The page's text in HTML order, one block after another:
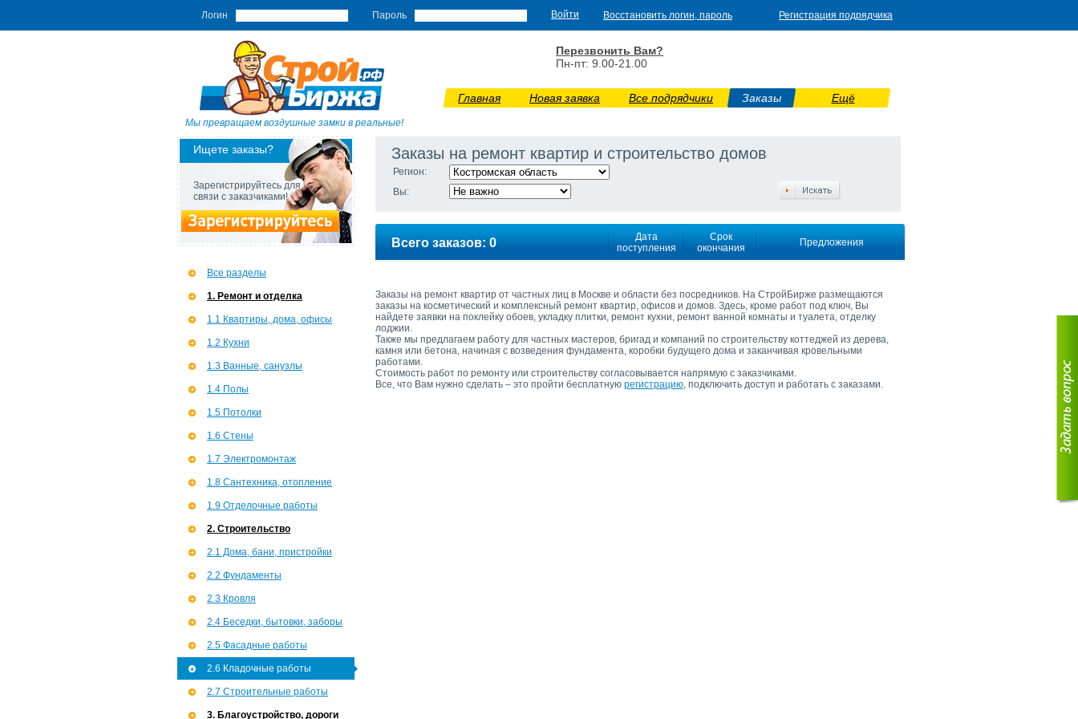
Логин Пароль Восстановить логин, пароль Регистрация подрядчика
Мы превращаем воздушные замки в реальные!
Перезвонить Вам?
Пн-пт: 9.00-21.00
Главная Новая заявка Все подрядчики Заказы Ещё
Ищете заказы?
Зарегистрируйтесь для
связи с заказчиками!
Все разделы
1. Ремонт и отделка
1.1 Квартиры, дома, офисы
1.2 Кухни
1.3 Ванные, санузлы
1.4 Полы
1.5 Потолки
1.6 Стены
1.7 Э­лектромонтаж
1.8 Сантехника, отопление
1.9 Отделочные работы
2. Строительство
2.1 Дома, бани, пристройки
2.2 Фундаменты
2.3 Кровля
2.4 Беседки, бытовки, заборы
2.5 Фасадные работы
2.6 Кладочные работы
2.7 Строительные работы
3. Благоустройство, дороги
Заказы на ремонт квартир и строительство домов
Регион:
Вы:
Всего заказов: 0
Дата
поступления
Срок
окончания
Предложения
Заказы на ремонт квартир от частных лиц в Москве и области без посредников. На СтройБирже размещаются
заказы на косметический и комплексный ремонт квартир, офисов и домов. Здесь, кроме работ под ключ, Вы
найдете заявки на поклейку обоев, укладку плитки, ремонт кухни, ремонт ванной комнаты и туалета, отделку
лоджии.
Также мы предлагаем работу для частных мастеров, бригад и компаний по строительству коттеджей из дерева,
камня или бетона, начиная с возведения фундамента, коробки будущего дома и заканчивая кровельными
работами.
Стоимость работ по ремонту или строительству согласовывается напрямую с заказчиками.
Все, что Вам нужно сделать – это пройти бесплатную регистрацию, подключить доступ и работать с заказами.